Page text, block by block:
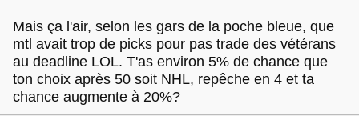
Mais ça l'air, selon les gars de la poche bleue, que
mtl avait trop de picks pour pas trade des vétérans
au deadline LOL. T'as environ 5% de chance que
ton choix après 50 soit NHL, repêche en 4 et ta
chance augmente à 20%?